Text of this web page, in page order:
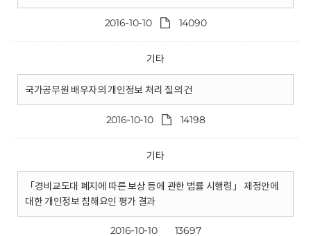
2016-10-10 14090
기타
국가공무원 배우자의 개인정보 처리 질의 건
2016-10-10 14198
기타
「경비교도대 폐지에 따른 보상 등에 관한 법률 시행령」 제정안에
대한 개인정보 침해요인 평가 결과
2016-10-10 13697